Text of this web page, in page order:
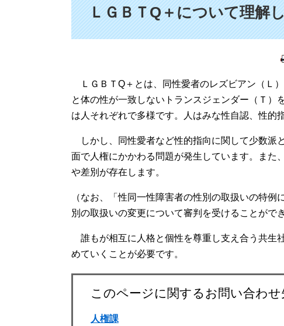
ＬＧＢＴQ＋について理解
ＬＧＢＴQ＋とは、同性愛者のレズビアン（Ｌ
と体の性が一致しないトランスジェンダー（Ｔ
は人それぞれで多様です。人はみな性自認、性的
しかし、同性愛者など性的指向に関して少数派
面で人権にかかわる問題が発生しています。また
や差別が存在します。
（なお、「性同一性障害者の性別の取扱いの特
別の取扱いの変更について審判を受けることがで
誰もが相互に人格と個性を尊重し支え合う共生
めていくことが必要です。
このページに関するお問い合わせ
人権課